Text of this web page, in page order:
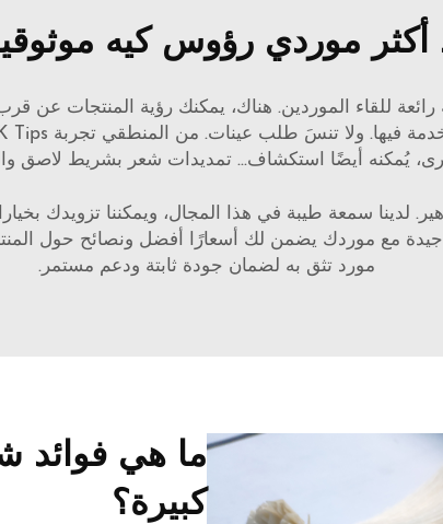
أكثر موردي رؤوس كيه
للقاء الموردين. هناك، يمكنك رؤية المنتجات عن
يُمكنه أيضًا استكشاف... تمديدات شعر بشريط لاصق
لدينا سمعة طيبة في هذا المجال، ويمكننا تزويدك
جيدة مع موردك يضمن لك أسعارًا أفضل ونصائح حول
مورد تثق به لضمان جودة ثابتة ودعم مستمر.
ما هي فوائد
كبيرة؟